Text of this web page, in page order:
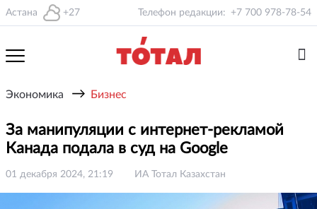
Астана +27 Телефон редакции: +7 700 978-78-54
Экономика → Бизнес
За манипуляции с интернет-рекламой
Канада подала в суд на Google
01 декабря 2024, 21:19 ИА Тотал Казахстан